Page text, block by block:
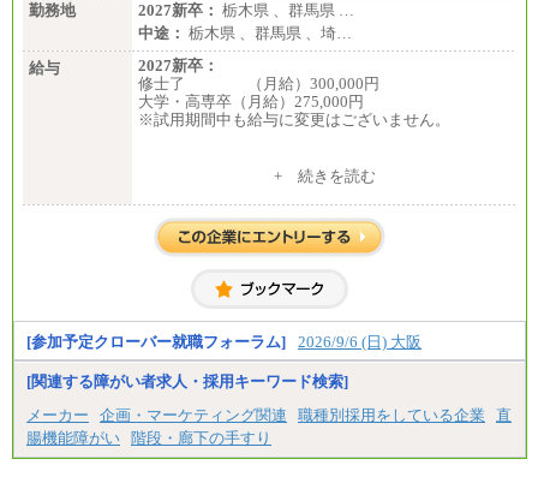
勤務地
2027新卒： 栃木県 、群馬県 …
中途： 栃木県 、群馬県 、埼…
給与
2027新卒：
修士了 （月給）300,000円
大学・高専卒（月給）275,000円
※試用期間中も給与に変更はございません。
大学・高専卒（月給）275,000円
※試用期間中も給与に変更はございません。
+ 続きを読む
[参加予定クローバー就職フォーラム] 2026/9/6 (日) 大阪
[関連する障がい者求人・採用キーワード検索]
メーカー
企画・マーケティング関連 職種別採用をしている企業
直
腸機能障がい 階段・廊下の手すり